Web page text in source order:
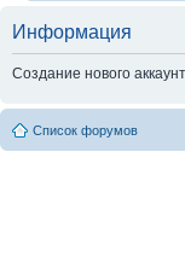
Информация
Создание нового
Список форумов